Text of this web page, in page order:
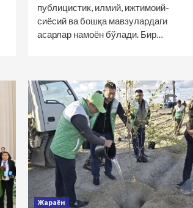
публицистик, илмий, ижтимоий-
сиёсий ва бошқа мавзулардаги
асарлар намоён бўлади. Бир…
Жараён